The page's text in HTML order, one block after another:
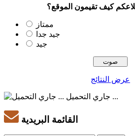
كيف تقيمون الموقع؟
ممتاز
جيد جدا
جيد
عرض النتائج
جاري التحميل ...
القائمة البريدية